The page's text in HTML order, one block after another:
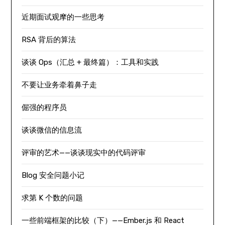
近期面试观摩的一些思考
RSA 背后的算法
谈谈 Ops（汇总 + 最终篇）：工具和实践
不要让业务牵着鼻子走
倔强的程序员
谈谈微信的信息流
评审的艺术——谈谈现实中的代码评审
Blog 安全问题小记
求第 K 个数的问题
一些前端框架的比较（下）——Ember.js 和 React